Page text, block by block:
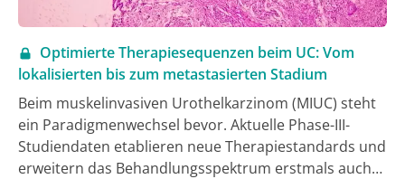
Optimierte Therapiesequenzen beim UC: Vom
lokalisierten bis zum metastasierten Stadium
Beim muskelinvasiven Urothelkarzinom (MIUC) steht
ein Paradigmenwechsel bevor. Aktuelle Phase-III-
Studiendaten etablieren neue Therapiestandards und
erweitern das Behandlungsspektrum erstmals auch